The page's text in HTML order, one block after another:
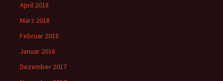
April 2018
März 2018
Februar 2018
Januar 2018
Dezember 2017